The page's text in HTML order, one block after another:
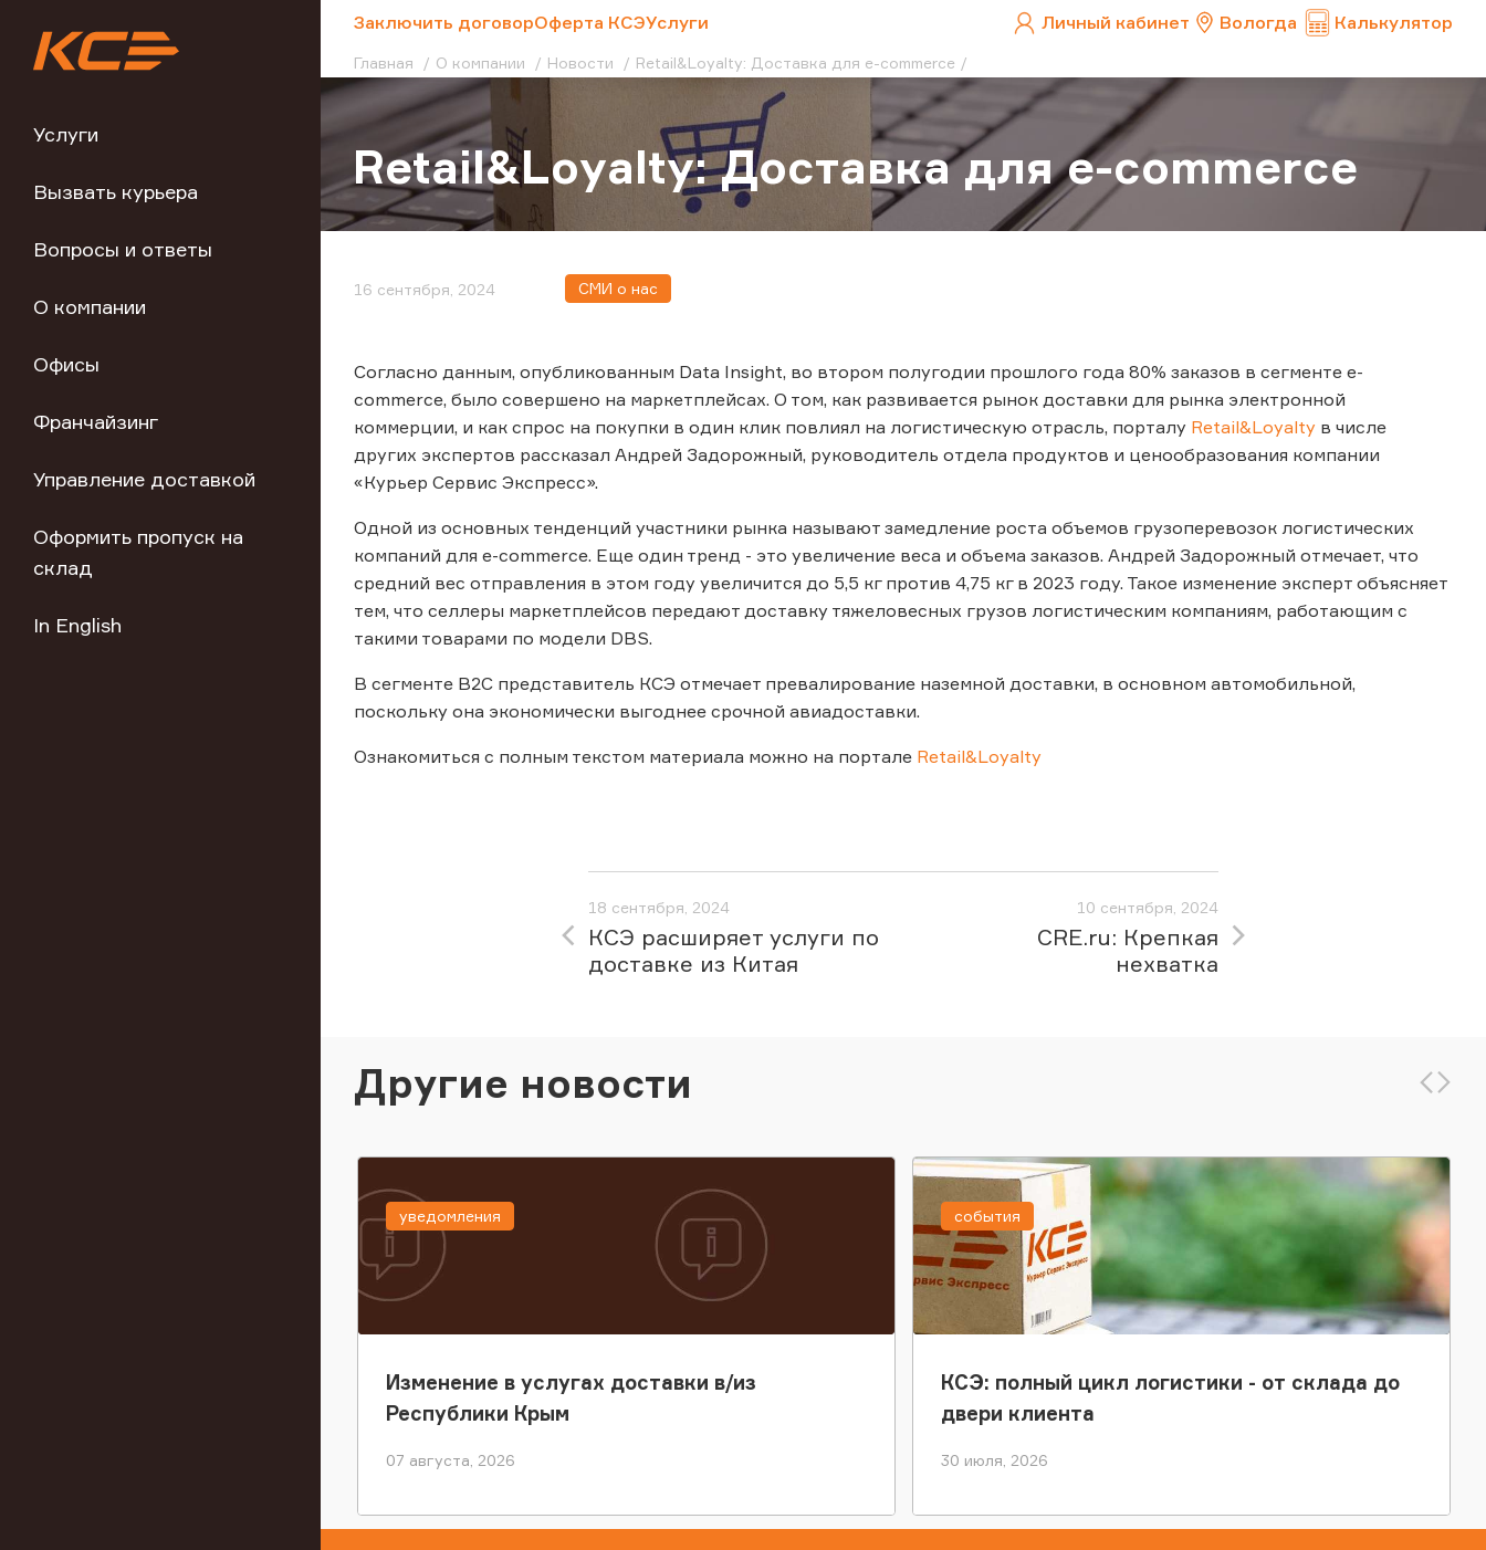
Услуги
Вызвать курьера
Вопросы и ответы
О компании
Офисы
Франчайзинг
Управление доставкой
Оформить пропуск на
склад
In English
Заключить договорОферта КСЭУслуги Личный кабинет Вологда Калькулятор
Главная О компании Новости Retail&Loyalty: Доставка для e-сommerce
Retail&Loyalty: Доставка для e-сommerce
16 сентября, 2024 СМИ о нас
Согласно данным, опубликованным Data Insight, во втором полугодии прошлого года 80% заказов в сегменте e-
commerce, было совершено на маркетплейсах. О том, как развивается рынок доставки для рынка электронной
коммерции, и как спрос на покупки в один клик повлиял на логистическую отрасль, порталу Retail&Loyalty в числе
других экспертов рассказал Андрей Задорожный, руководитель отдела продуктов и ценообразования компании
«Курьер Сервис Экспресс».
Одной из основных тенденций участники рынка называют замедление роста объемов грузоперевозок логистических
компаний для e-сommerce. Еще один тренд - это увеличение веса и объема заказов. Андрей Задорожный отмечает, что
средний вес отправления в этом году увеличится до 5,5 кг против 4,75 кг в 2023 году. Такое изменение эксперт объясняет
тем, что селлеры маркетплейсов передают доставку тяжеловесных грузов логистическим компаниям, работающим с
такими товарами по модели DBS.
В сегменте В2С представитель КСЭ отмечает превалирование наземной доставки, в основном автомобильной,
поскольку она экономически выгоднее срочной авиадоставки.
Ознакомиться с полным текстом материала можно на портале Retail&Loyalty
18 сентября, 2024
КСЭ расширяет услуги по
доставке из Китая
10 сентября, 2024
CRE.ru: Крепкая
нехватка
Другие новости
Изменение в услугах доставки в/из
Республики Крым
07 августа, 2026
уведомления
КСЭ: полный цикл логистики - от склада до
двери клиента
30 июля, 2026
события